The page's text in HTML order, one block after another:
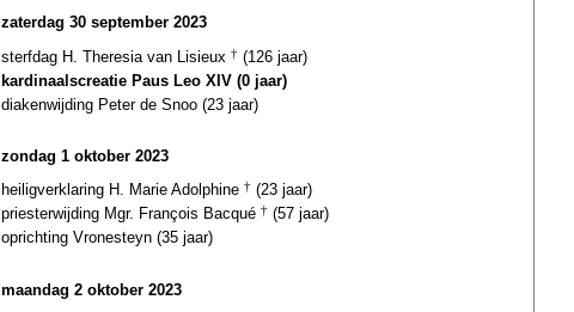
zaterdag 30 september 2023
sterfdag H. Theresia van Lisieux † (126 jaar)
kardinaalscreatie Paus Leo XIV (0 jaar)
diakenwijding Peter de Snoo (23 jaar)
zondag 1 oktober 2023
heiligverklaring H. Marie Adolphine † (23 jaar)
priesterwijding Mgr. François Bacqué † (57 jaar)
oprichting Vronesteyn (35 jaar)
maandag 2 oktober 2023